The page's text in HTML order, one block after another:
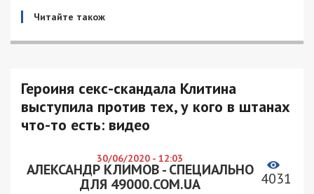
Читайте також
Героиня секс-скандала Клитина
выступила против тех, у кого в штанах
что-то есть: видео
30/06/2020 - 12:03
АЛЕКСАНДР КЛИМОВ - СПЕЦИАЛЬНО
ДЛЯ 49000.COM.UA
4031